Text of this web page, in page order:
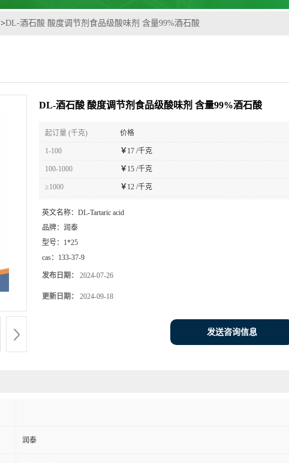
>DL-酒石酸 酸度调节剂食品级酸味剂 含量99%酒石酸
DL-酒石酸 酸度调节剂食品级酸味剂 含量99%酒石酸
起订量 (千克) 价格
1-100 ￥ 17 /千克
100-1000 ￥ 15 /千克
≥1000 ￥ 12 /千克
英文名称： DL-Tartaric acid
品牌： 润泰
型号： 1*25
cas： 133-37-9
发布日期： 2024-07-26
更新日期： 2024-09-18
发送咨询信息
润泰